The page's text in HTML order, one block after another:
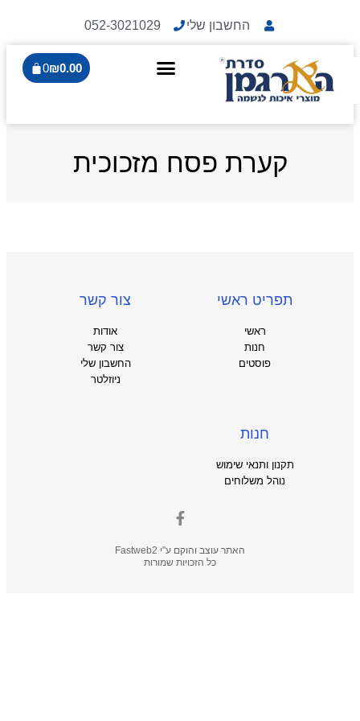
החשבון שלי 052-3021029
₪0.00
0
קערת פסח מזכוכית
תפריט ראשי
ראשי
חנות
פוסטים
צור קשר
אודות
צור קשר
החשבון שלי
ניוזלטר
חנות
תקנון ותנאי שימוש
נוהל משלוחים
האתר עוצב והוקם ע"י Fastweb2
כל הזכויות שמורות